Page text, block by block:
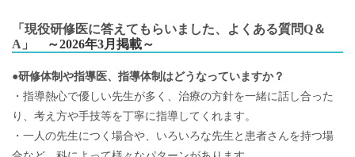
「現役研修医に答えてもらいました、よくある質問Q＆
A」
～2026年3月掲載～
●研修体制や指導医、指導体制はどうなっていますか？
・指導熱心で優しい先生が多く、治療の方針を一緒に話し合った
り、考え方や手技等を丁寧に指導してくれます。
・一人の先生につく場合や、いろいろな先生と患者さんを持つ場